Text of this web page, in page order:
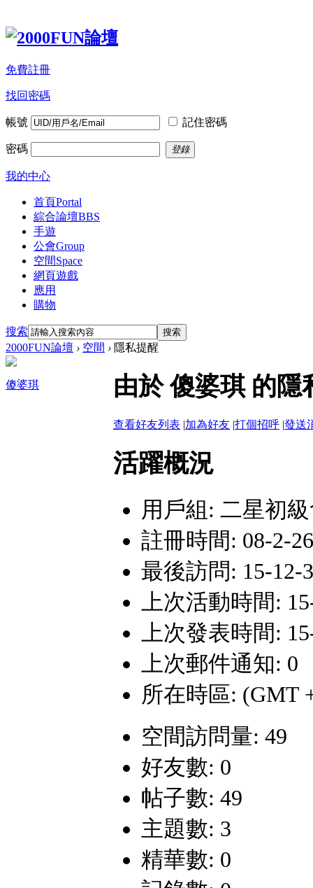
免費註冊
找回密碼
帳號 記住密碼
密碼 登錄
我的中心
首頁Portal
綜合論壇BBS
手遊
公會Group
空間Space
網頁遊戲
應用
購物
搜索 搜索
2000FUN論壇 › 空間 › 隱私提醒
傻婆琪 由於 傻婆琪 的
查看好友列表 |加為好友 |打個招呼 |發送
活躍概況
用戶組: 二星初
註冊時間: 08-2-
最後訪問: 15-12-
上次活動時間:
上次發表時間:
上次郵件通知: 0
所在時區: (GMT
空間訪問量: 49
好友數: 0
帖子數: 49
主題數: 3
精華數: 0